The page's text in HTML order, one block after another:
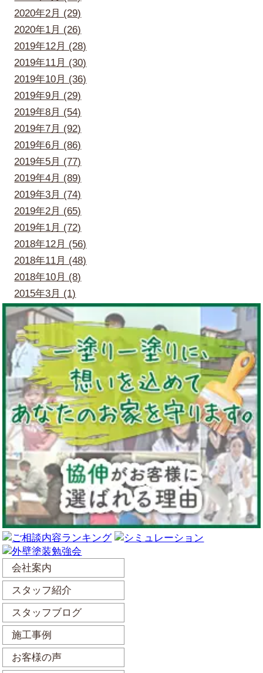
2020年2月 (29)
2020年1月 (26)
2019年12月 (28)
2019年11月 (30)
2019年10月 (36)
2019年9月 (29)
2019年8月 (54)
2019年7月 (92)
2019年6月 (86)
2019年5月 (77)
2019年4月 (89)
2019年3月 (74)
2019年2月 (65)
2019年1月 (72)
2018年12月 (56)
2018年11月 (48)
2018年10月 (8)
2015年3月 (1)
会社案内
スタッフ紹介
スタッフブログ
施工事例
お客様の声